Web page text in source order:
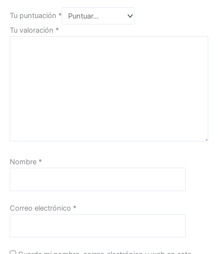
Tu puntuación *
Tu valoración *
Nombre *
Correo electrónico *